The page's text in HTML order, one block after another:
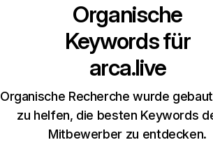
Organische
Keywords für
arca.live
Organische Recherche wurde
zu helfen, die besten Keywords
Mitbewerber zu entdecken.